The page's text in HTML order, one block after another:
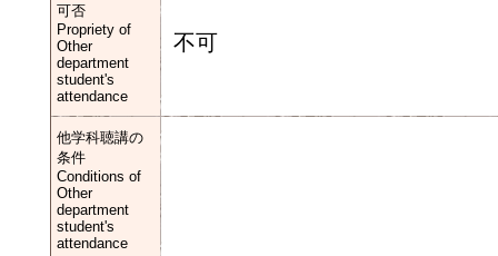
可否
Propriety of
Other
department
student's
attendance
不可
他学科聴講の
条件
Conditions of
Other
department
student's
attendance